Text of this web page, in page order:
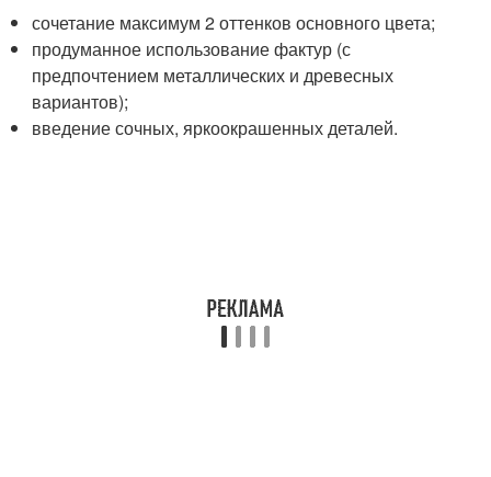
сочетание максимум 2 оттенков основного цвета;
продуманное использование фактур (с
предпочтением металлических и древесных
вариантов);
введение сочных, яркоокрашенных деталей.